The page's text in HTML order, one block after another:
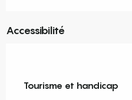
Accessibilité
Tourisme et handicap
Tourisme et handicap